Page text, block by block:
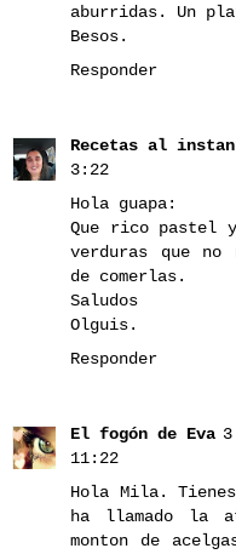
aburridas. Un
Besos.
Responder
Recetas al
3:22
Hola guapa:
Que rico pastel
verduras que no
de comerlas.
Saludos
Olguis.
Responder
El fogón de Eva
11:22
Hola Mila.
ha llamado la
monton de